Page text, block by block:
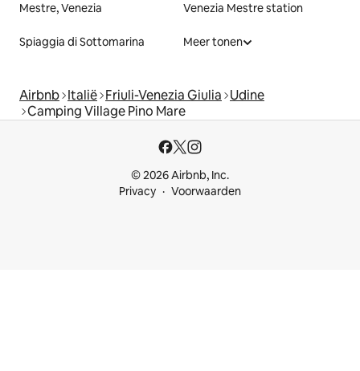
Mestre, Venezia Venezia Mestre station
Spiaggia di Sottomarina Meer tonen
Airbnb Italië Friuli-Venezia Giulia Udine
Camping Village Pino Mare
© 2026 Airbnb, Inc.
Privacy
Voorwaarden